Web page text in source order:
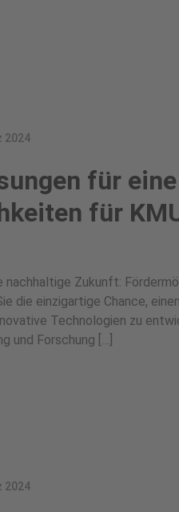
2024
für
für
nachhaltige Zukunft:
die einzigartige Chance,
Technologien zu
und Forschung […]
2024